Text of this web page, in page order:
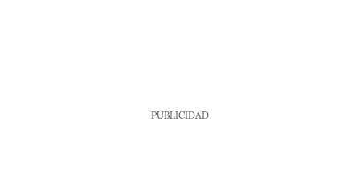
PUBLICIDAD